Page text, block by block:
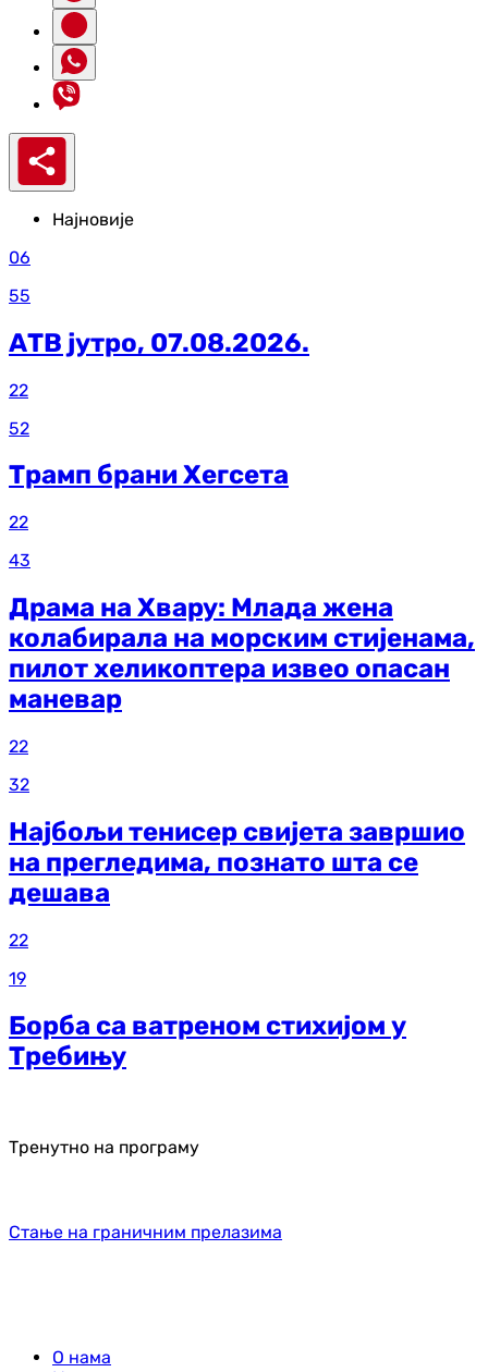
Најновије
06
55
АТВ јутро, 07.08.2026.
22
52
Трамп брани Хегсета
22
43
Драма на Хвару: Млада жена
колабирала на морским стијенама,
пилот хеликоптера извео опасан
маневар
22
32
Најбољи тенисер свијета завршио
на прегледима, познато шта се
дешава
22
19
Борба са ватреном стихијом у
Требињу
Тренутно на програму
Стање на граничним прелазима
О нама